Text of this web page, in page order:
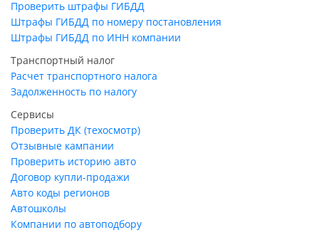
Проверить штрафы ГИБДД
Штрафы ГИБДД по номеру постановления
Штрафы ГИБДД по ИНН компании
Транспортный налог
Расчет транспортного налога
Задолженность по налогу
Сервисы
Проверить ДК (техосмотр)
Отзывные кампании
Проверить историю авто
Договор купли-продажи
Авто коды регионов
Автошколы
Компании по автоподбору